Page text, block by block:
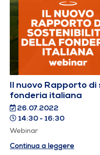
Il nuovo Rapporto
fonderia italiana
26.07.2022
14:30 - 16:30
Webinar
Continua a leggere